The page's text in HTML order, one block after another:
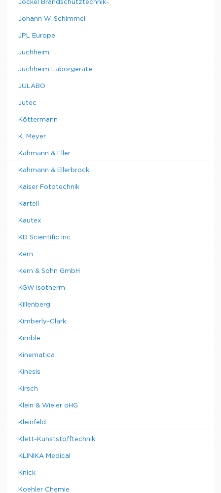
Jockel Brandschutztechnik-
Johann W. Schimmel
JPL Europe
Juchheim
Juchheim Laborgeräte
JULABO
Jutec
Köttermann
K. Meyer
Kahmann & Eller
Kahmann & Ellerbrock
Kaiser Fototechnik
Kartell
Kautex
KD Scientific Inc.
Kern
Kern & Sohn GmbH
KGW Isotherm
Killenberg
Kimberly-Clark
Kimble
Kinematica
Kinesis
Kirsch
Klein & Wieler oHG
Kleinfeld
Klett-Kunststofftechnik
KLINIKA Medical
Knick
Koehler Chemie